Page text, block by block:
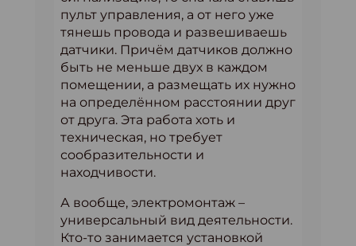
пульт управления, а от него уже
тянешь провода и развешиваешь
датчики. Причём датчиков должно
быть не меньше двух в каждом
помещении, а размещать их нужно
на определённом расстоянии друг
от друга. Эта работа хоть и
техническая, но требует
сообразительности и
находчивости.
А вообще, электромонтаж –
универсальный вид деятельности.
Кто-то занимается установкой